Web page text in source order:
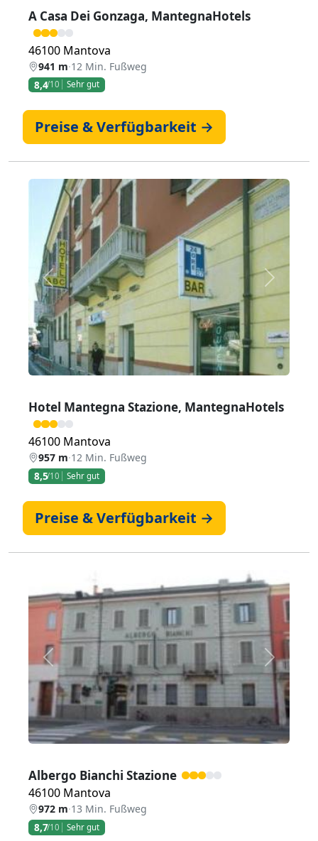
A Casa Dei Gonzaga, MantegnaHotels
46100 Mantova
941 m·12 Min. Fußweg
8,4/10 Sehr gut
Preise & Verfügbarkeit →
Zurück Weiter
Hotel Mantegna Stazione, MantegnaHotels
46100 Mantova
957 m·12 Min. Fußweg
8,5/10 Sehr gut
Preise & Verfügbarkeit →
Zurück Weiter
Albergo Bianchi Stazione
46100 Mantova
972 m·13 Min. Fußweg
8,7/10 Sehr gut